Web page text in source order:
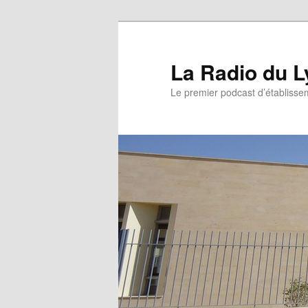
La Radio du
Le premier podcast